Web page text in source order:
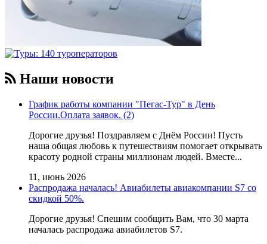
Наши новости
График работы компании "Пегас-Тур" в День
России.Оплата заявок. (2)
Дорогие друзья! Поздравляем с Днём России! Пусть
наша общая любовь к путешествиям помогает открывать
красоту родной страны миллионам людей. Вместе...
11, июнь 2026
Распродажа началась! Авиабилеты авиакомпании S7 со
скидкой 50%.
Дорогие друзья! Cпешим сообщить Вам, что 30 марта
началась распродажа авиабилетов S7.